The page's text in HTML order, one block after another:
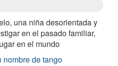
una niña desorientada y
en el pasado familiar,
en el mundo
de tango